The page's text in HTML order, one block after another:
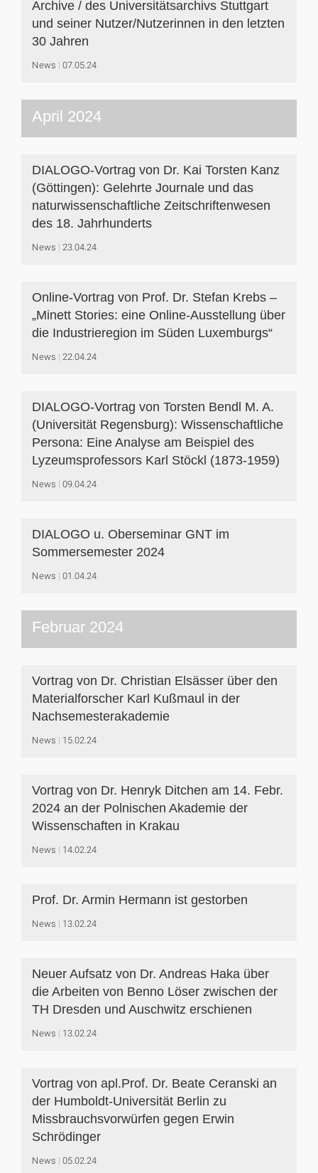
Archive / des Universitätsarchivs Stuttgart
und seiner Nutzer/Nutzerinnen in den letzten
30 Jahren
News 07.05.24
April 2024
DIALOGO-Vortrag von Dr. Kai Torsten Kanz
(Göttingen): Gelehrte Journale und das
naturwissenschaftliche Zeitschriftenwesen
des 18. Jahrhunderts
News 23.04.24
Online-Vortrag von Prof. Dr. Stefan Krebs –
„Minett Stories: eine Online-Ausstellung über
die Industrieregion im Süden Luxemburgs“
News 22.04.24
DIALOGO-Vortrag von Torsten Bendl M. A.
(Universität Regensburg): Wissenschaftliche
Persona: Eine Analyse am Beispiel des
Lyzeumsprofessors Karl Stöckl (1873-1959)
News 09.04.24
DIALOGO u. Oberseminar GNT im
Sommersemester 2024
News 01.04.24
Februar 2024
Vortrag von Dr. Christian Elsässer über den
Materialforscher Karl Kußmaul in der
Nachsemesterakademie
News 15.02.24
Vortrag von Dr. Henryk Ditchen am 14. Febr.
2024 an der Polnischen Akademie der
Wissenschaften in Krakau
News 14.02.24
Prof. Dr. Armin Hermann ist gestorben
News 13.02.24
Neuer Aufsatz von Dr. Andreas Haka über
die Arbeiten von Benno Löser zwischen der
TH Dresden und Auschwitz erschienen
News 13.02.24
Vortrag von apl.Prof. Dr. Beate Ceranski an
der Humboldt-Universität Berlin zu
Missbrauchsvorwürfen gegen Erwin
Schrödinger
News 05.02.24